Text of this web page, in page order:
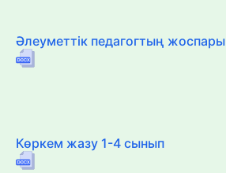
Әлеуметтік педагогтың жоспары
Көркем жазу 1-4 сынып